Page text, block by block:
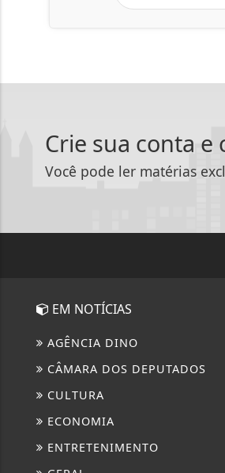
Crie sua conta
Você pode ler matérias
EM NOTÍCIAS
AGÊNCIA DINO
CÂMARA DOS DEPUTADOS
CULTURA
ECONOMIA
ENTRETENIMENTO